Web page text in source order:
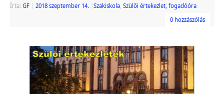
Írta: GF 2018 szeptember 14. Szakiskola, Szülői értekezlet, fogadóóra
0 hozzászólás